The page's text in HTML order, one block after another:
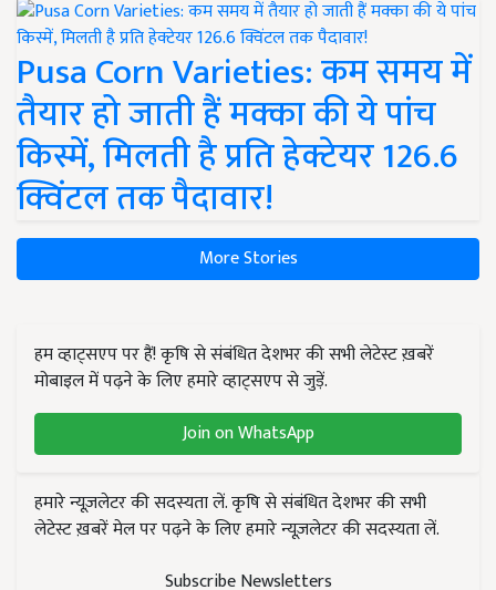
Pusa Corn Varieties: कम समय में
तैयार हो जाती हैं मक्का की ये पांच
किस्में, मिलती है प्रति हेक्टेयर 126.6
क्विंटल तक पैदावार!
More Stories
हम व्हाट्सएप पर हैं! कृषि से संबंधित देशभर की सभी लेटेस्ट ख़बरें
मोबाइल में पढ़ने के लिए हमारे व्हाट्सएप से जुड़ें.
Join on WhatsApp
हमारे न्यूज़लेटर की सदस्यता लें. कृषि से संबंधित देशभर की सभी
लेटेस्ट ख़बरें मेल पर पढ़ने के लिए हमारे न्यूज़लेटर की सदस्यता लें.
Subscribe Newsletters